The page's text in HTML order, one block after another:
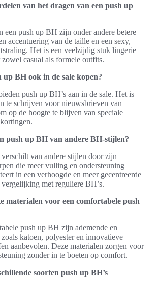
van het dragen van een push up
een push up BH zijn onder andere betere
accentuering van de taille en een sexy,
Het is een veelzijdig stuk lingerie
casual als formele outfits.
up BH ook in de sale kopen?
push up BH’s aan in de sale. Het is
te schrijven voor nieuwsbrieven van
op de hoogte te blijven van speciale
push up BH van andere BH-stijlen?
van andere stijlen door zijn
die meer vulling en ondersteuning
in een verhoogde en meer gecentreerde
met reguliere BH’s.
materialen voor een comfortabele push
push up BH zijn ademende en
katoen, polyester en innovatieve
aanbevolen. Deze materialen zorgen voor
zonder in te boeten op comfort.
soorten push up BH’s